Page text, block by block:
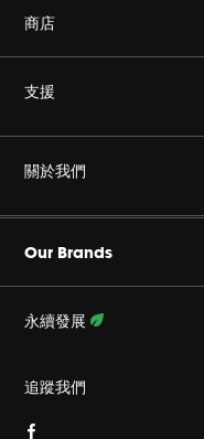
商店
無線
耳機
JBL Quantum 系列
支援
非仿冒
授權經銷商
關於我們
Our Brands
永續發展
瞭解更多資訊
追蹤我們